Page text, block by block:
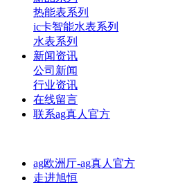
热能表系列
ic卡智能水表系列
水表系列
新闻资讯
公司新闻
行业资讯
在线留言
联系ag真人官方
ag欧洲厅-ag真人官方
走进旭恒